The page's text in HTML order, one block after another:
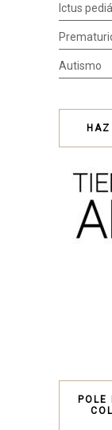
Ictus
Autismo
POLE